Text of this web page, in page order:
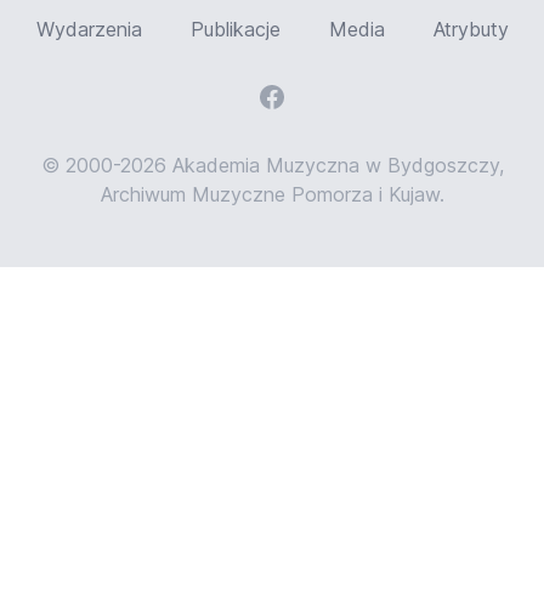
Wydarzenia Publikacje Media Atrybuty
© 2000-2026 Akademia Muzyczna w Bydgoszczy,
Archiwum Muzyczne Pomorza i Kujaw.